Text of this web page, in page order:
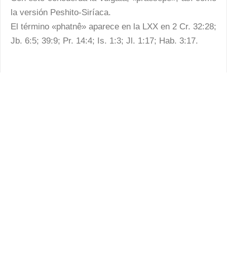
la versión Peshito-Siríaca.
El término «phatnê» aparece en la LXX en 2 Cr. 32:28;
Jb. 6:5; 39:9; Pr. 14:4; Is. 1:3; Jl. 1:17; Hab. 3:17.